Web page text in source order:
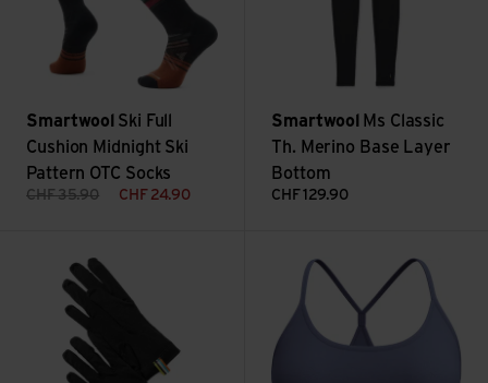
Smartwool Ski Full
Cushion Midnight Ski
Pattern OTC Socks
CHF35.90 CHF 24.90
Smartwool
Ms Classic
Th. Merino Base Layer
Bottom
CHF 129.90